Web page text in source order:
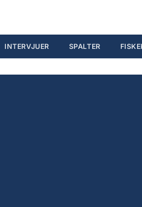
INTERVJUER SPALTER